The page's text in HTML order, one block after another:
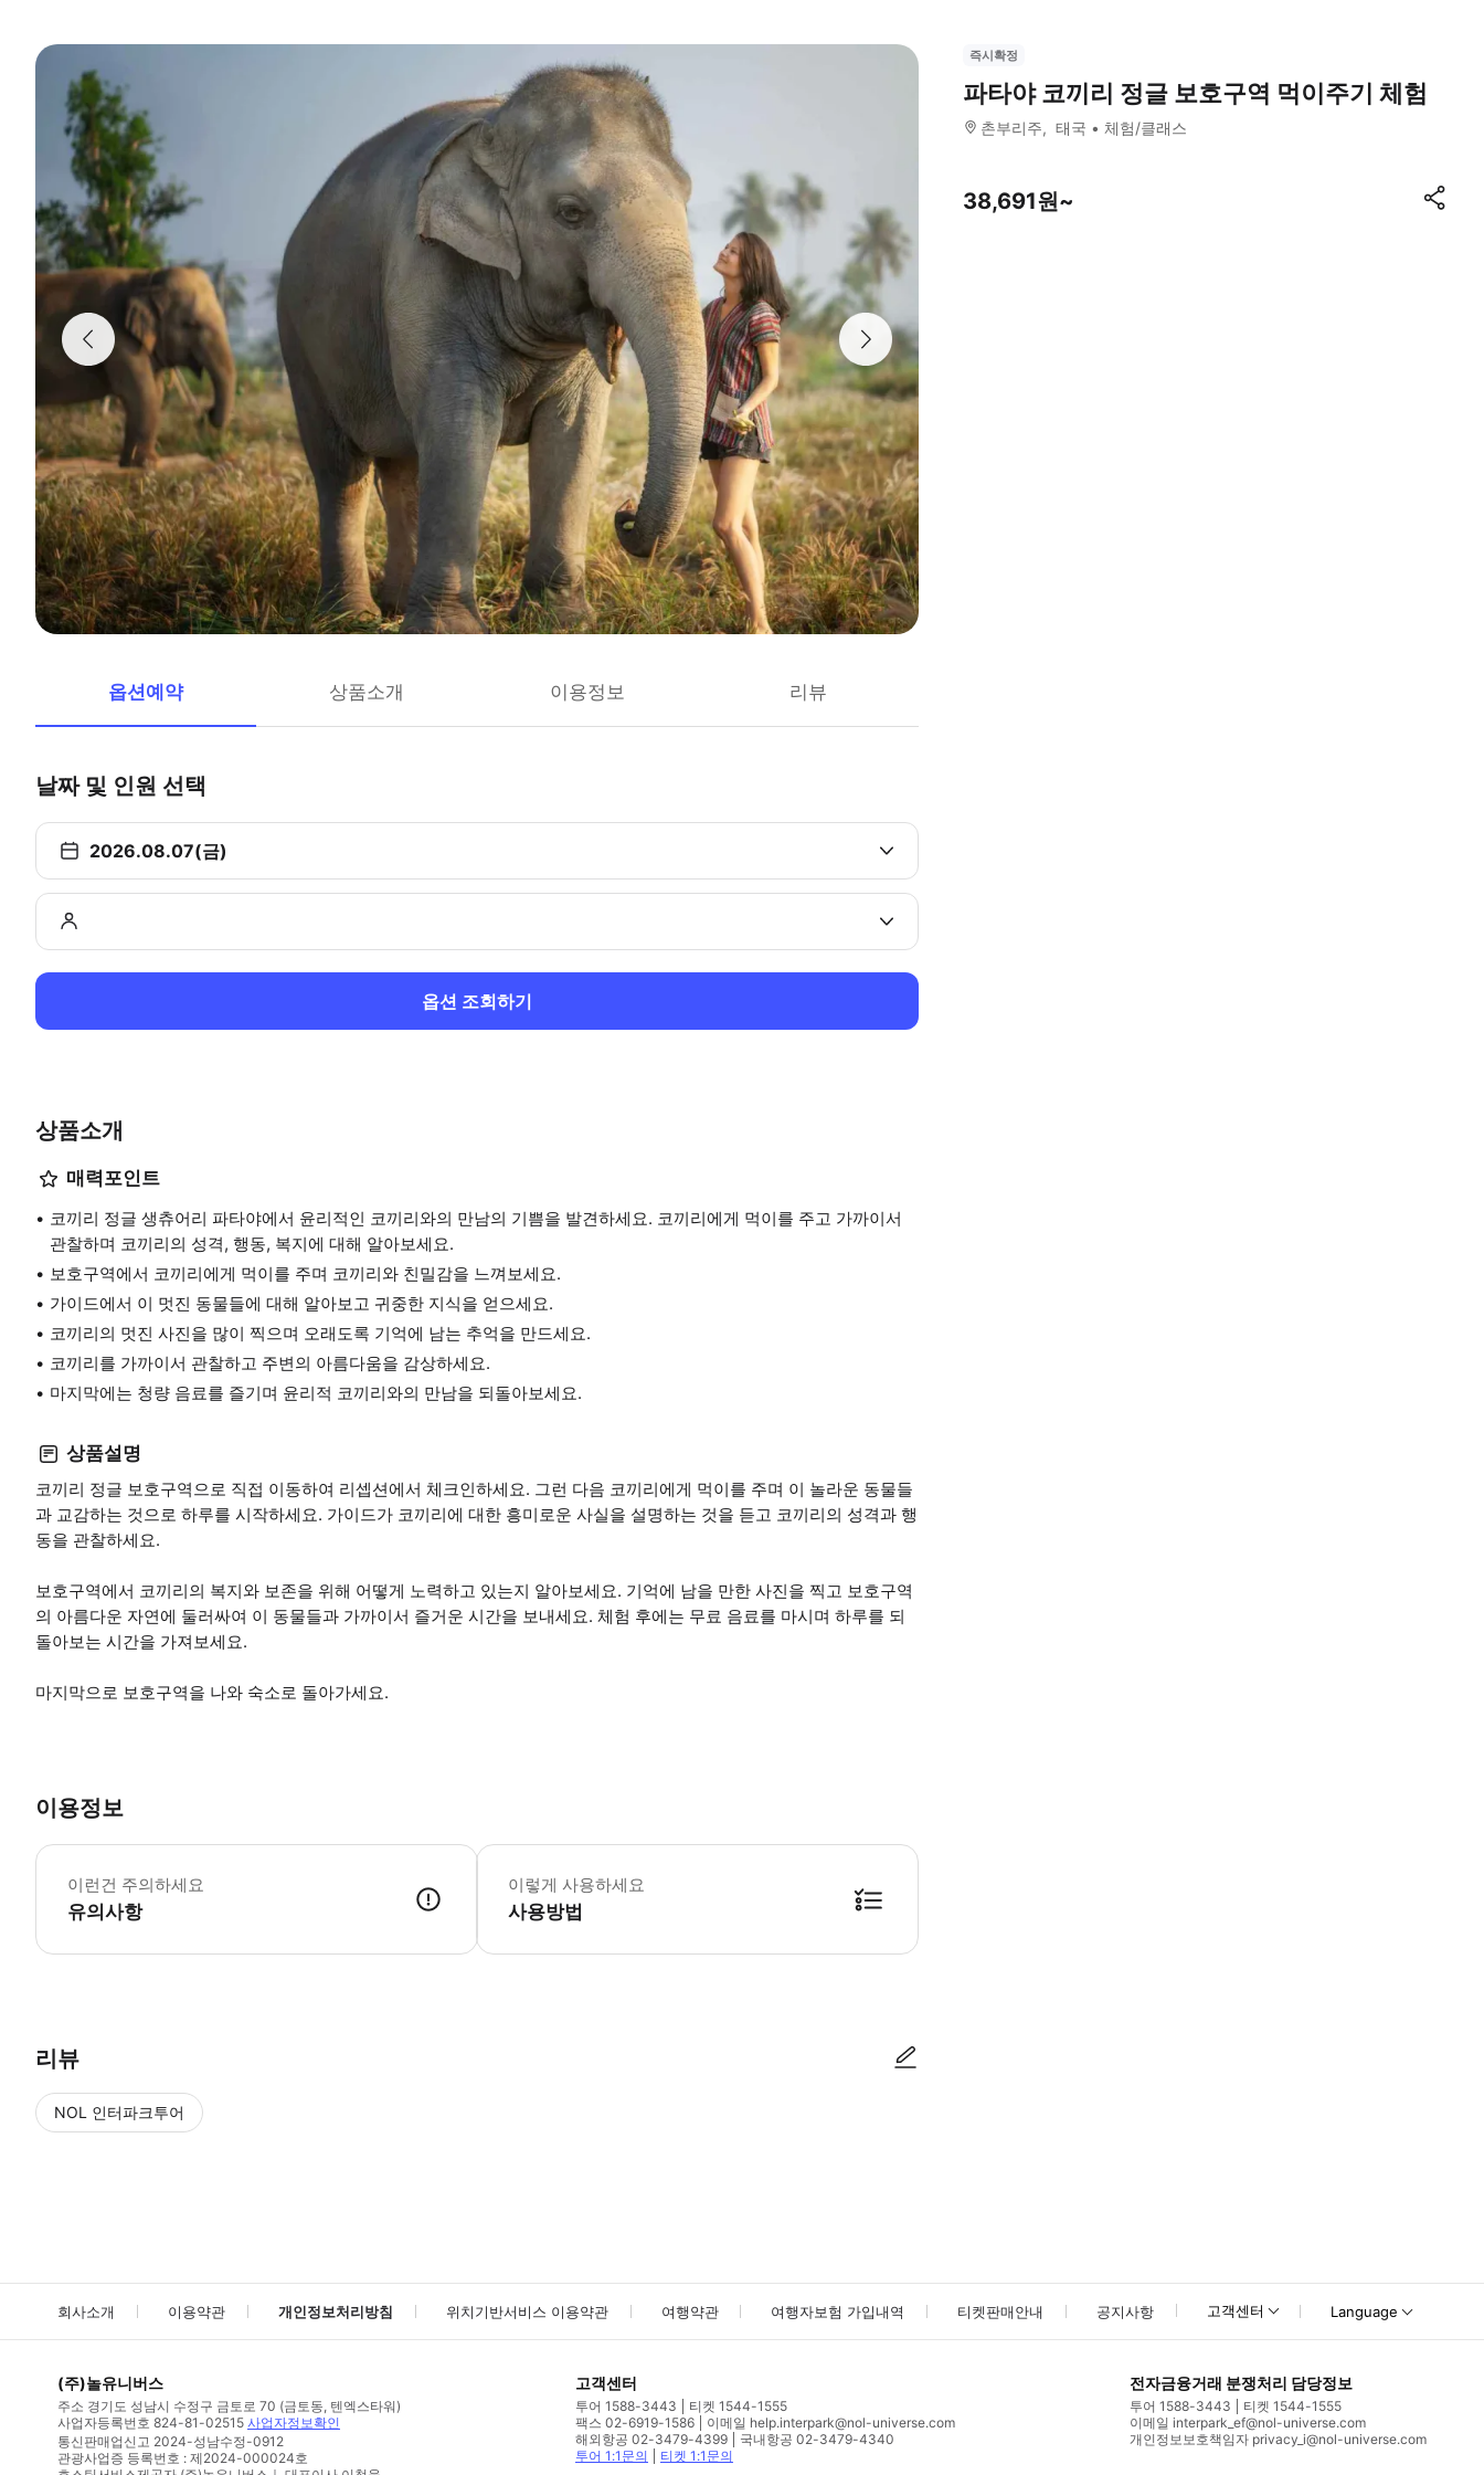
옵션예약 상품소개 이용정보 리뷰
날짜 및 인원 선택
2026.08.07(금)
옵션 조회하기
상품소개
매력포인트
코끼리 정글 생츄어리 파타야에서 윤리적인 코끼리와의 만남의 기쁨을 발견하세요. 코끼리에게 먹이를 주고 가까이서
관찰하며 코끼리의 성격, 행동, 복지에 대해 알아보세요.
보호구역에서 코끼리에게 먹이를 주며 코끼리와 친밀감을 느껴보세요.
가이드에서 이 멋진 동물들에 대해 알아보고 귀중한 지식을 얻으세요.
코끼리의 멋진 사진을 많이 찍으며 오래도록 기억에 남는 추억을 만드세요.
코끼리를 가까이서 관찰하고 주변의 아름다움을 감상하세요.
마지막에는 청량 음료를 즐기며 윤리적 코끼리와의 만남을 되돌아보세요.
상품설명
코끼리 정글 보호구역으로 직접 이동하여 리셉션에서 체크인하세요. 그런 다음 코끼리에게 먹이를 주며 이 놀라운 동물들
과 교감하는 것으로 하루를 시작하세요. 가이드가 코끼리에 대한 흥미로운 사실을 설명하는 것을 듣고 코끼리의 성격과 행
동을 관찰하세요.
보호구역에서 코끼리의 복지와 보존을 위해 어떻게 노력하고 있는지 알아보세요. 기억에 남을 만한 사진을 찍고 보호구역
의 아름다운 자연에 둘러싸여 이 동물들과 가까이서 즐거운 시간을 보내세요. 체험 후에는 무료 음료를 마시며 하루를 되
돌아보는 시간을 가져보세요.
마지막으로 보호구역을 나와 숙소로 돌아가세요.
이용정보
이런건 주의하세요
유의사항
코끼리에게 먹이를 줄 시간대를 선택할 수 있습니다. * 소요시간 : 30분-150분 (옵션에 따라 소요 시간이 다를 수 있으니, 예약 시 확인 부탁드립니다.)
이렇게 사용하세요
사용방법
리뷰
NOL 인터파크투어
즉시확정
파타야 코끼리 정글 보호구역 먹이주기 체험
촌부리주 태국 체험/클래스
38,691원~
회사소개 이용약관 개인정보처리방침 위치기반서비스 이용약관 여행약관 여행자보험 가입내역 티켓판매안내 공지사항 고객센터 Language
(주)놀유니버스
주소 경기도 성남시 수정구 금토로 70 (금토동, 텐엑스타워)
사업자등록번호 824-81-02515 사업자정보확인
통신판매업신고 2024-성남수정-0912
관광사업증 등록번호 : 제2024-000024호
고객센터
투어 1588-3443
티켓 1544-1555
팩스 02-6919-1586
이메일 help.interpark@nol-universe.com
해외항공 02-3479-4399
국내항공 02-3479-4340
투어 1:1문의
티켓 1:1문의
전자금융거래 분쟁처리 담당정보
투어 1588-3443
티켓 1544-1555
이메일 interpark_ef@nol-universe.com
개인정보보호책임자 privacy_i@nol-universe.com